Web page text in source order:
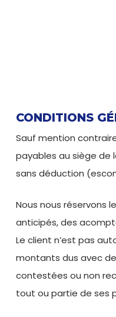
CONDITIONS
Sauf mention
payables au siège de
sans déduction
Nous nous réservons
anticipés, des
Le client n’est pas
montants dus avec
contestées ou non
tout ou partie de ses